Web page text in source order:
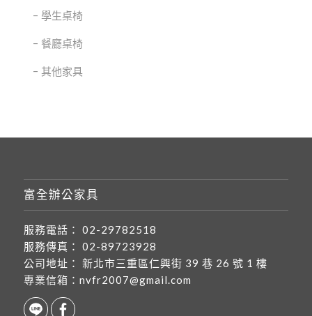
學生桌椅
餐廳桌椅
其他家具
富全辦公家具
服務電話：
02-29782518
服務傳真：
02-89723928
公司地址：
新北市三重區仁興街 39 巷 26 號 1 樓
專業信箱： nvfr2007@gmail.com